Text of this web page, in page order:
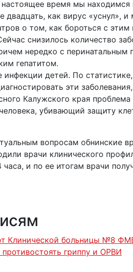
время мы
двадцать, как вирус
о том, как бороться с этим
снизилось количество
нередко с
гепатитом.
детей. По
эти
Калужского края
убивающий защиту
вопросам обнинские
врачи клинического
и по ее итогам врачи
Клинической больницы №8
противостоять гриппу и ОРВИ